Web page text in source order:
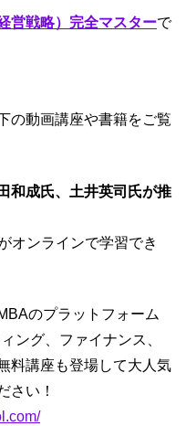
戦略）完全マスターで
の動画講座や書籍をご覧
和成氏、土井英司氏が推
オンラインで学習でき
のプラットフォーム
ング、ファイナンス、
料講座も登場して大人気
さい！